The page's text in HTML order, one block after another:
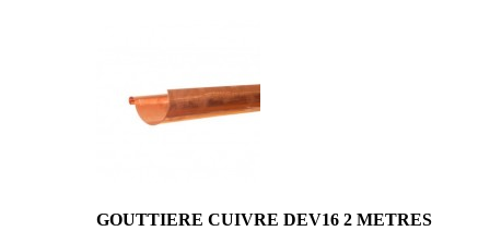
GOUTTIERE CUIVRE DEV16 2 METRES